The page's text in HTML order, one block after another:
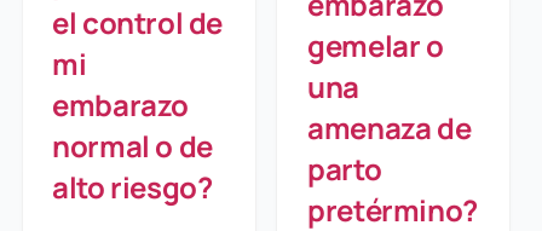
el control de
mi
embarazo
normal o de
alto riesgo?
gemelar o
una
amenaza de
parto
pretérmino?